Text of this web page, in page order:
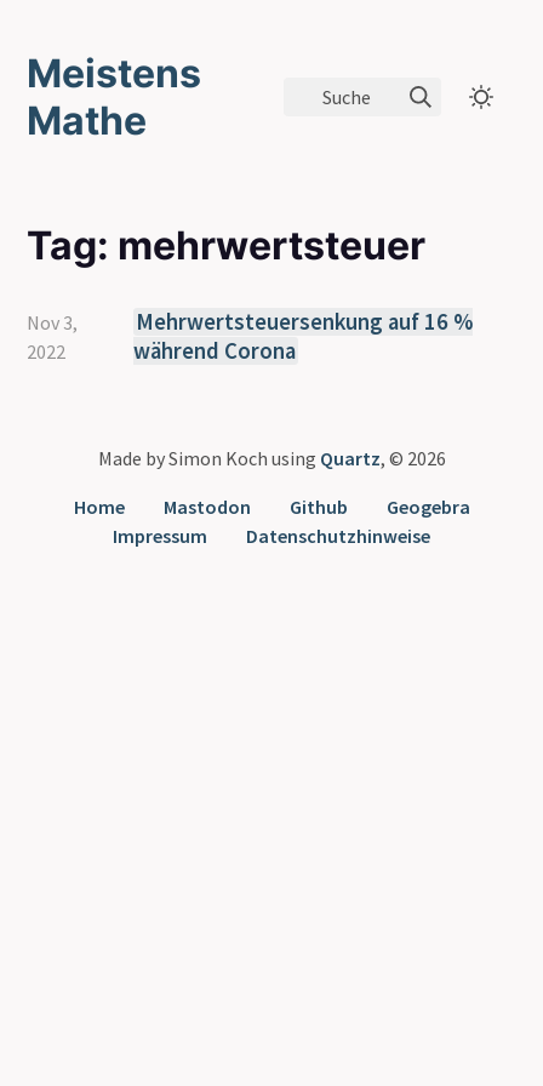
Meistens
Mathe
Suche
Tag: mehrwertsteuer
Nov 3,
2022
Mehrwertsteuersenkung auf 16 %
während Corona
Made by Simon Koch using Quartz, © 2026
Home
Mastodon Github
Geogebra
Impressum
Datenschutzhinweise